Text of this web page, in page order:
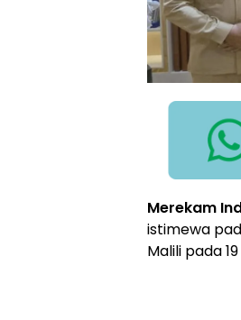
Merekam
istimewa
Malili pada